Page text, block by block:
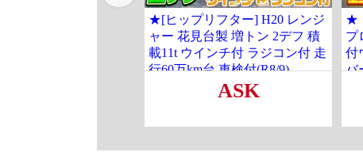
★[ヒップリフター] H20 レンジ
ャー 花見台製 増トン 2デフ 積
載11t ウインチ付 ラジコン付 走
行60万km台 車検付(R8/9)
ASK
★
プ
付
バ